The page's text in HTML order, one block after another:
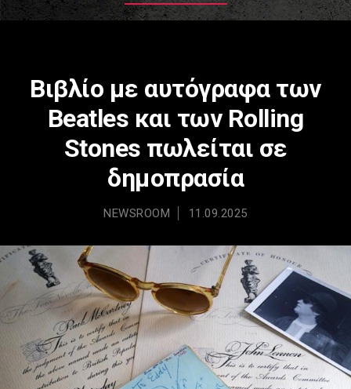
Βιβλίο με αυτόγραφα των
Beatles και των Rolling
Stones πωλείται σε
δημοπρασία
NEWSROOM 11.09.2025